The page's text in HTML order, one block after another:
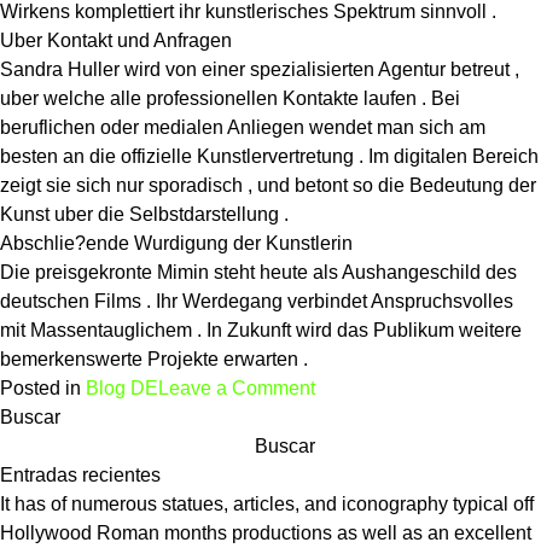
Wirkens komplettiert ihr kunstlerisches Spektrum sinnvoll .
Uber Kontakt und Anfragen
Sandra Huller wird von einer spezialisierten Agentur betreut ,
uber welche alle professionellen Kontakte laufen . Bei
beruflichen oder medialen Anliegen wendet man sich am
besten an die offizielle Kunstlervertretung . Im digitalen Bereich
zeigt sie sich nur sporadisch , und betont so die Bedeutung der
Kunst uber die Selbstdarstellung .
Abschlie?ende Wurdigung der Kunstlerin
Die preisgekronte Mimin steht heute als Aushangeschild des
deutschen Films . Ihr Werdegang verbindet Anspruchsvolles
mit Massentauglichem . In Zukunft wird das Publikum weitere
bemerkenswerte Projekte erwarten .
Posted in Blog DE Leave a Commenton
Huller
Detail
—
Buscar
Buscar
Entradas recientes
It has of numerous statues, articles, and iconography typical off
Hollywood Roman months productions as well as an excellent